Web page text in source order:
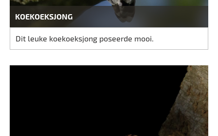
KOEKOEKSJONG
Dit leuke koekoeksjong poseerde mooi.